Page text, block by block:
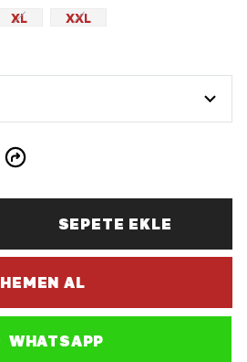
XL XXL
SEPETE EKLE
HEMEN AL
WHATSAPP